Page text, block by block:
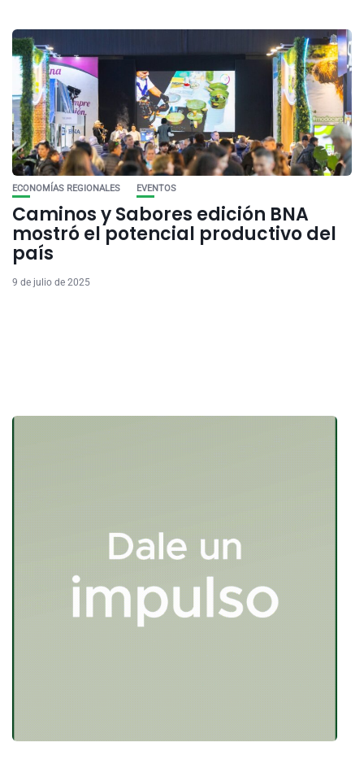
ECONOMÍAS REGIONALES EVENTOS
Caminos y Sabores edición BNA
mostró el potencial productivo del
país
9 de julio de 2025